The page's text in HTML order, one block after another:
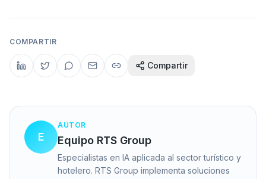
COMPARTIR
Compartir
E
AUTOR
Equipo RTS Group
Especialistas en IA aplicada al sector turístico y
hotelero. RTS Group implementa soluciones